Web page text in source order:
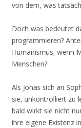
von dem, was
Doch was bedeutet
programmieren?
Humanismus, wenn
Menschen?
Als Jonas sich an
sie, unkontrolliert zu
bald wirkt sie nicht
ihre eigene Existenz